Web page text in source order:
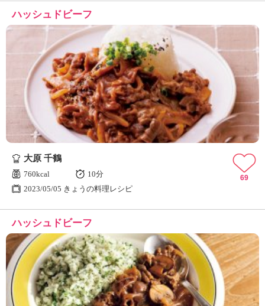
ハッシュドビーフ
大原 千鶴
760kcal
10分
2023/05/05 きょうの料理レシピ
69
ハッシュドビーフ